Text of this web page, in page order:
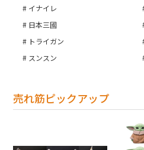
イナイレ
日本三國
トライガン
スンスン
売れ筋ピックアップ